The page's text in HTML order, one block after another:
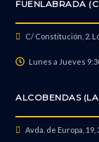
FUENLABRADA
C/ Constitución, 2.
Lunes a Jueves
ALCOBENDAS
Avda. de Europa,